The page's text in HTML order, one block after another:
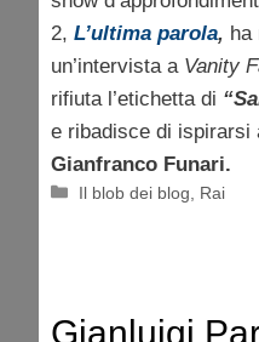
2, L’ultima parola, ha
un’intervista a Vanity
rifiuta l’etichetta di
e ribadisce di ispirarsi
Gianfranco Funari.
Categorie
Il blob dei blog Rai
Gianluigi